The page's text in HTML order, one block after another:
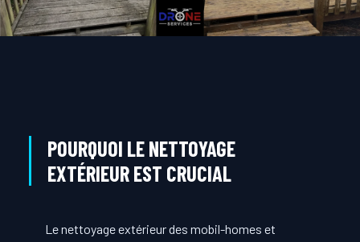
POURQUOI LE NETTOYAGE
EXTÉRIEUR EST CRUCIAL
Le nettoyage extérieur des mobil-homes et